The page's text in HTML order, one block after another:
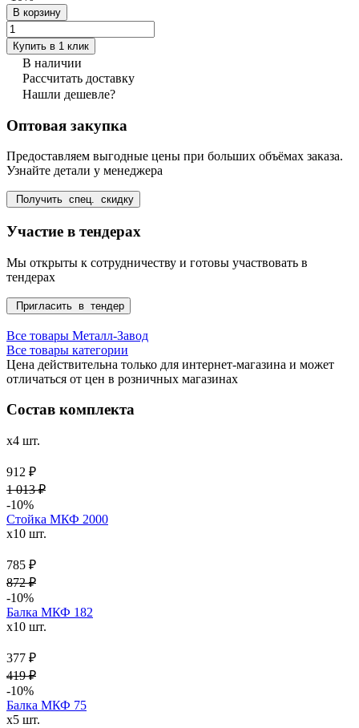
В корзину
Купить в 1 клик
В наличии
Рассчитать доставку
Нашли дешевле?
Оптовая закупка
Предоставляем выгодные цены при больших объёмах заказа.
Узнайте детали у менеджера
Получить спец. скидку
Участие в тендерах
Мы открыты к сотрудничеству и готовы участвовать в
тендерах
Пригласить в тендер
Все товары Металл-Завод
Все товары категории
Цена действительна только для интернет-магазина и может
отличаться от цен в розничных магазинах
Состав комплекта
x4 шт.
912 ₽
1 013 ₽
-10%
Стойка МКФ 2000
x10 шт.
785 ₽
872 ₽
-10%
Балка МКФ 182
x10 шт.
377 ₽
419 ₽
-10%
Балка МКФ 75
x5 шт.